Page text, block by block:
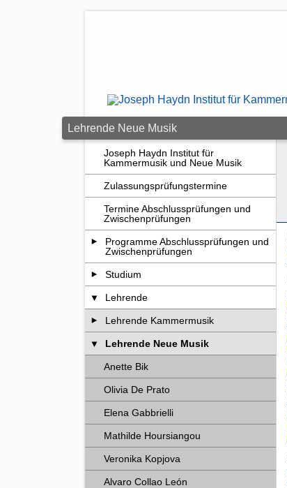
Lehrende Neue Musik
Joseph Haydn Institut für
Kammermusik und Neue Musik
Zulassungsprüfungstermine
Termine Abschlussprüfungen und
Zwischenprüfungen
Programme Abschlussprüfungen und
Zwischenprüfungen
Studium
Lehrende
Lehrende Kammermusik
Lehrende Neue Musik
Anette Bik
Olivia De Prato
Elena Gabbrielli
Mathilde Hoursiangou
Veronika Kopjova
Alvaro Collao León